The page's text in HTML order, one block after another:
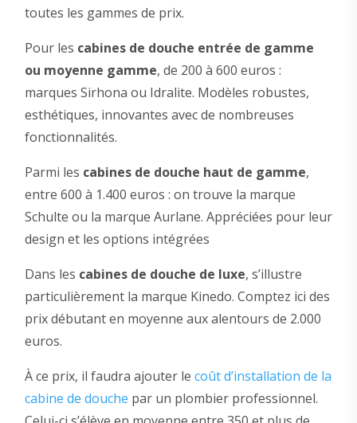
toutes les gammes de prix.
Pour les cabines de douche entrée de gamme
ou moyenne gamme, de 200 à 600 euros :
marques Sirhona ou Idralite. Modèles robustes,
esthétiques, innovantes avec de nombreuses
fonctionnalités.
Parmi les cabines de douche haut de gamme,
entre 600 à 1.400 euros : on trouve la marque
Schulte ou la marque Aurlane. Appréciées pour leur
design et les options intégrées
Dans les cabines de douche de luxe, s’illustre
particulièrement la marque Kinedo. Comptez ici des
prix débutant en moyenne aux alentours de 2.000
euros.
À ce prix, il faudra ajouter le coût d’installation de la
cabine de douche par un plombier professionnel.